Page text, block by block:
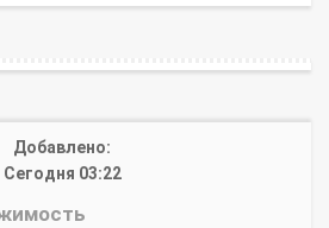
Добавлено:
Сегодня 03:22